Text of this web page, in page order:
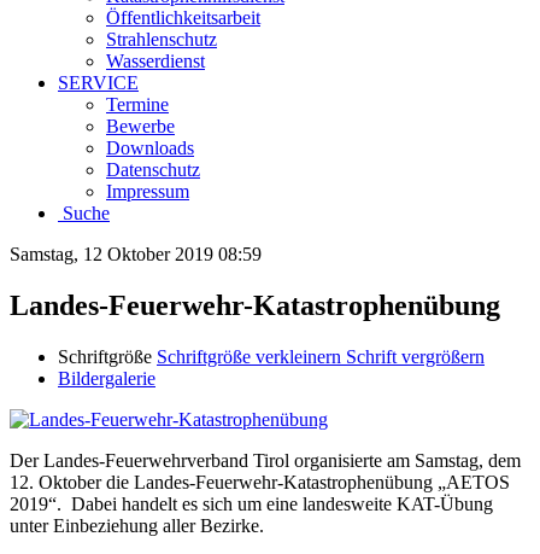
Öffentlichkeitsarbeit
Strahlenschutz
Wasserdienst
SERVICE
Termine
Bewerbe
Downloads
Datenschutz
Impressum
Suche
Samstag, 12 Oktober 2019 08:59
Landes-Feuerwehr-Katastrophenübung
Schriftgröße Schriftgröße verkleinern Schrift vergrößern
Bildergalerie
Der Landes-Feuerwehrverband Tirol organisierte am Samstag, dem
12. Oktober die Landes-Feuerwehr-Katastrophenübung „AETOS
2019“. Dabei handelt es sich um eine landesweite KAT-Übung
unter Einbeziehung aller Bezirke.